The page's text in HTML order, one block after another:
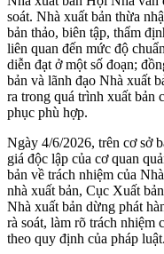
soát. Nhà xuất bản thừa
bản thảo, biên tập, thẩm
liên quan đến mức độ
diễn đạt ở một số đoạn;
bản và lãnh đạo Nhà xuất
ra trong quá trình xuất bản
phục phù hợp.
Ngày 4/6/2026, trên cơ sở
giá độc lập của cơ quan
bản về trách nhiệm của
nhà xuất bản, Cục Xuất
Nhà xuất bản dừng phát
rà soát, làm rõ trách nhiệm
theo quy định của pháp luật.